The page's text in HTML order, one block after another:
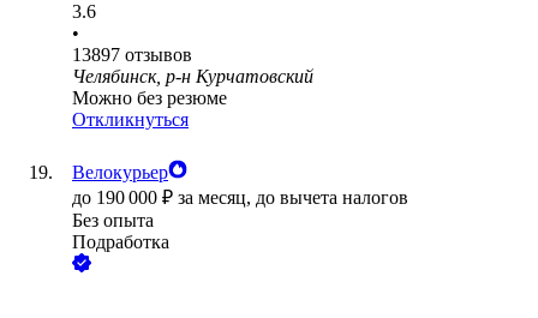
3.6
•
13897 отзывов
Челябинск, р-н Курчатовский
Можно без резюме
Откликнуться
Велокурьер
до 190 000 ₽ за месяц, до вычета налогов
Без опыта
Подработка